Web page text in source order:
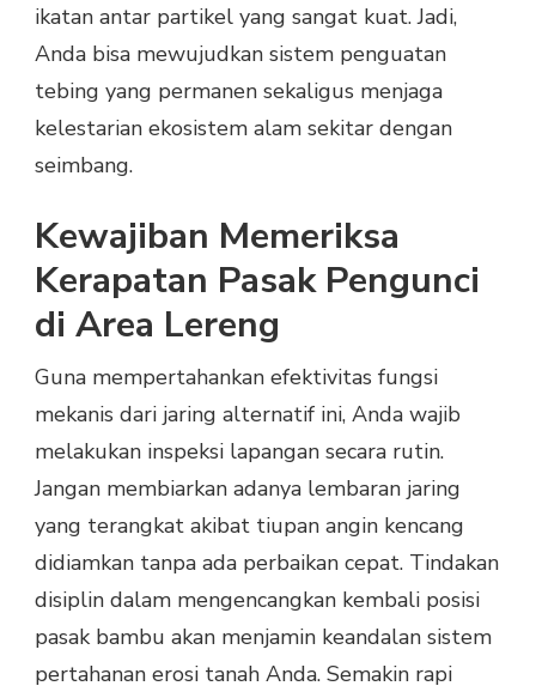
ikatan antar partikel yang sangat kuat. Jadi,
Anda bisa mewujudkan sistem penguatan
tebing yang permanen sekaligus menjaga
kelestarian ekosistem alam sekitar dengan
seimbang.
Kewajiban Memeriksa
Kerapatan Pasak Pengunci
di Area Lereng
Guna mempertahankan efektivitas fungsi
mekanis dari jaring alternatif ini, Anda wajib
melakukan inspeksi lapangan secara rutin.
Jangan membiarkan adanya lembaran jaring
yang terangkat akibat tiupan angin kencang
didiamkan tanpa ada perbaikan cepat. Tindakan
disiplin dalam mengencangkan kembali posisi
pasak bambu akan menjamin keandalan sistem
pertahanan erosi tanah Anda. Semakin rapi